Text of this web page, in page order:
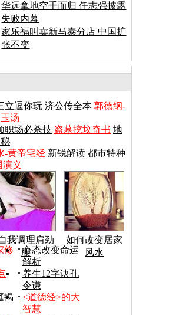
华远拿地空手而归 任志强披露
失败内幕
家乐福叫卖新马泰分店 中国扩
张不变
立逗你玩 济公传全本 郭德纲-
汤
职场必杀技 盗墓挖坟奇书 地
-黄帝宅经 新锐解读 都市特种
演义
我调理肩劲
腰
如何改变居家
风水
修
心态改变命运
解析
养生12字诀孔
令谦
揭
<道德经>的大
智慧